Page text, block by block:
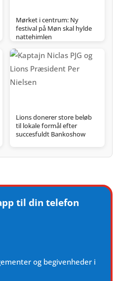
Mørket i centrum: Ny
festival på Møn skal hylde
nattehimlen
Lions donerer store beløb
til lokale formål efter
succesfuldt Bankoshow
til din telefon
og begivenheder i